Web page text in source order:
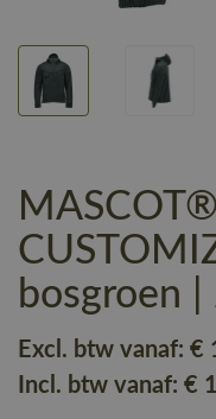
bosgroen
Excl. btw vanaf: €
Incl. btw vanaf: €